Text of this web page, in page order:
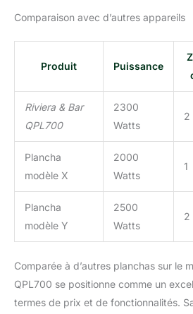
avec un
Comparaison avec d’autres appareils
Produit Puissance
Riviera & Bar
QPL700
2300
Watts
2
Plancha
modèle X
2000
Watts
1
Plancha
modèle Y
2500
Watts
2
Comparée à d’autres planchas sur le
QPL700 se positionne comme un
termes de prix et de fonctionnalités.